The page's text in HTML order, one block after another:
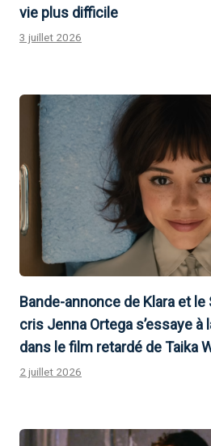
vie plus difficile
3 juillet 2026
Bande-annonce de Klara et le
cris Jenna Ortega s’essaye
dans le film retardé de Taika
2 juillet 2026